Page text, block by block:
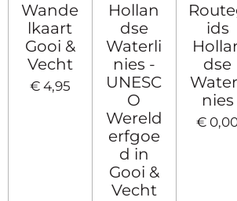
Wande
lkaart
Gooi &
Vecht
€ 4,95
Hollan
dse
Waterli
nies -
UNESC
O
Wereld
erfgoe
d in
Gooi &
Vecht
ids
dse
nies
€